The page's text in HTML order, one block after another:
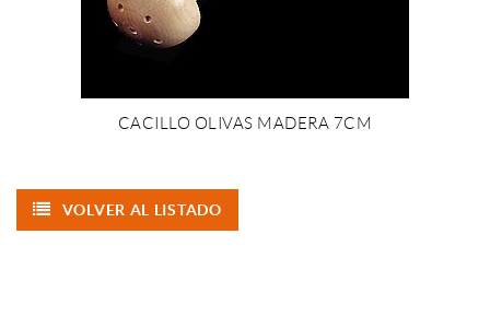
CACILLO OLIVAS MADERA 7CM
VOLVER AL LISTADO